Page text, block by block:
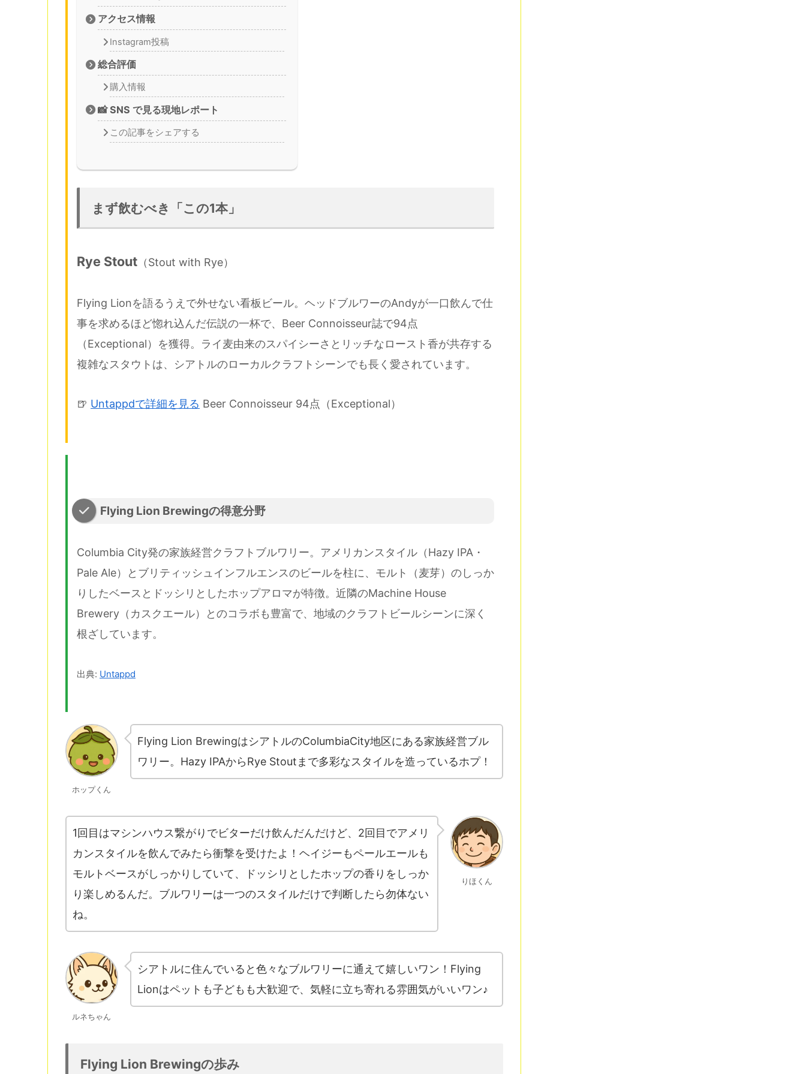
アクセス情報
Instagram投稿
総合評価
購入情報
📸 SNS で見る現地レポート
この記事をシェアする
まず飲むべき「この1本」
Rye Stout （Stout with Rye）
Flying Lionを語るうえで外せない看板ビール。ヘッドブルワーのAndyが一口飲んで仕
事を求めるほど惚れ込んだ伝説の一杯で、Beer Connoisseur誌で94点
（Exceptional）を獲得。ライ麦由来のスパイシーさとリッチなロースト香が共存する
複雑なスタウトは、シアトルのローカルクラフトシーンでも長く愛されています。
🍺 Untappdで詳細を見る Beer Connoisseur 94点（Exceptional）
Flying Lion Brewingの得意分野
Columbia City発の家族経営クラフトブルワリー。アメリカンスタイル（Hazy IPA・
Pale Ale）とブリティッシュインフルエンスのビールを柱に、モルト（麦芽）のしっか
りしたベースとドッシリとしたホップアロマが特徴。近隣のMachine House
Brewery（カスクエール）とのコラボも豊富で、地域のクラフトビールシーンに深く
根ざしています。
出典: Untappd
ホップくん
Flying Lion BrewingはシアトルのColumbiaCity地区にある家族経営ブル
ワリー。Hazy IPAからRye Stoutまで多彩なスタイルを造っているホプ！
りほくん
1回目はマシンハウス繋がりでビターだけ飲んだんだけど、2回目でアメリ
カンスタイルを飲んでみたら衝撃を受けたよ！ヘイジーもペールエールも
モルトベースがしっかりしていて、ドッシリとしたホップの香りをしっか
り楽しめるんだ。ブルワリーは一つのスタイルだけで判断したら勿体ない
ね。
ルネちゃん
シアトルに住んでいると色々なブルワリーに通えて嬉しいワン！Flying
Lionはペットも子どもも大歓迎で、気軽に立ち寄れる雰囲気がいいワン♪
Flying Lion Brewingの歩み